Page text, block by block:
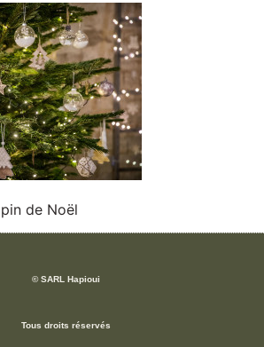
de Noël
© SARL Hapioui
Tous droits réservés